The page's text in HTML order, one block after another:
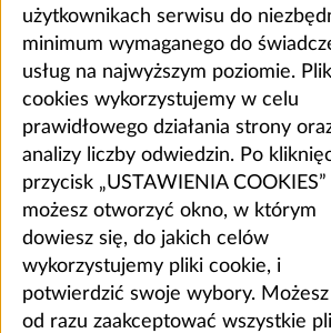
użytkownikach serwisu do
minimum wymaganego do
usług na najwyższym poziomie.
cookies wykorzystujemy w celu
prawidłowego działania strony
analizy liczby odwiedzin. Po
przycisk „USTAWIENIA COOKIES”
możesz otworzyć okno, w którym
dowiesz się, do jakich celów
wykorzystujemy pliki cookie, i
potwierdzić swoje wybory.
od razu zaakceptować wszystkie